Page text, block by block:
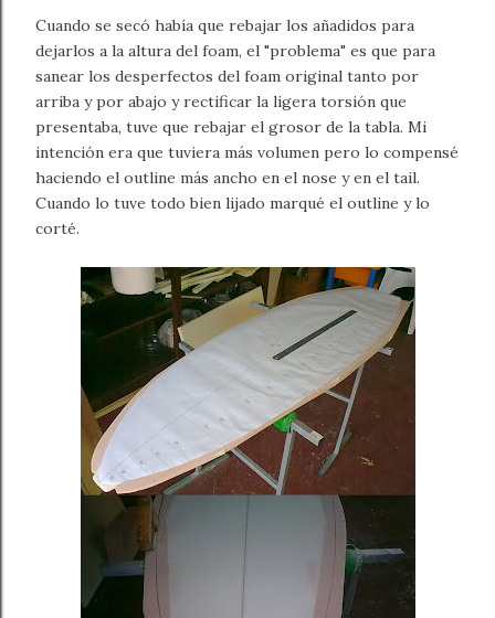
Cuando se secó había que rebajar los añadidos para
dejarlos a la altura del foam, el "problema" es que para
sanear los desperfectos del foam original tanto por
arriba y por abajo y rectificar la ligera torsión que
presentaba, tuve que rebajar el grosor de la tabla. Mi
intención era que tuviera más volumen pero lo compensé
haciendo el outline más ancho en el nose y en el tail.
Cuando lo tuve todo bien lijado marqué el outline y lo
corté.